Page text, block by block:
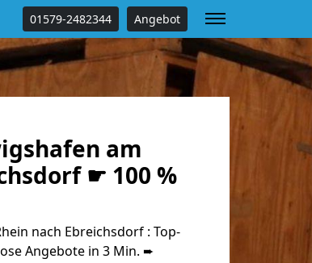
01579-2482344 Angebot
am
☛ 100 %
nach Ebreichsdorf : Top-
Angebote in 3 Min. ➨